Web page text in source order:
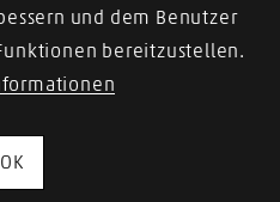
und dem Benutzer
bereitzustellen.
OK